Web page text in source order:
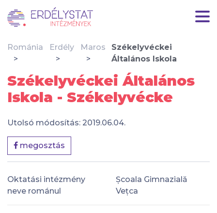
Románia Erdély Maros
Székelyvéckei
Általános Iskola
Székelyvéckei Általános
Iskola - Székelyvécke
Utolsó módosítás: 2019.06.04.
megosztás
Oktatási intézmény
neve románul
Școala Gimnazială
Vețca